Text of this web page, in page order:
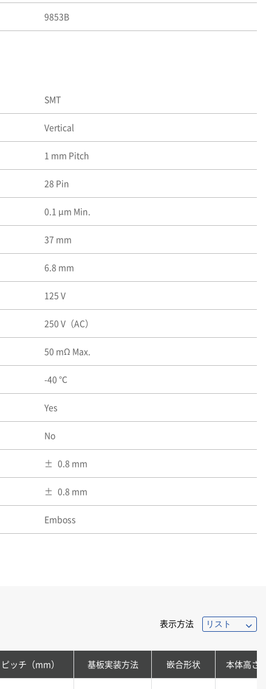
9853B
SMT
Vertical
1 mm Pitch
28 Pin
0.1 μm Min.
37 mm
6.8 mm
125 V
250 V（AC）
50 mΩ Max.
-40 ℃
Yes
No
0.8 mm
0.8 mm
Emboss
表示方法
ピッチ（mm） 基板実装方法 嵌合形状 本体高さ